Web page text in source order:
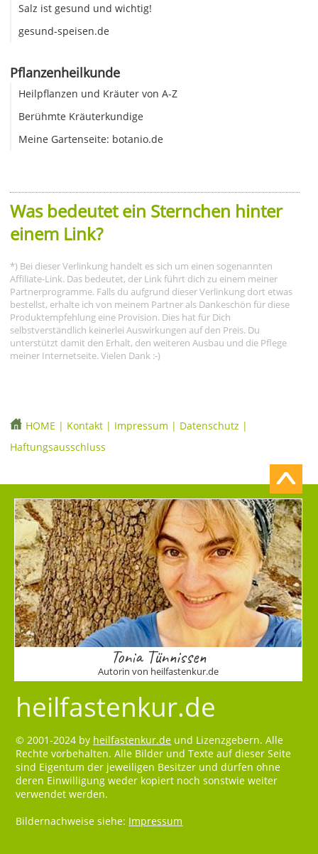
Salz ist gesund und wichtig!
gesund-speisen.de
Pflanzenheilkunde
Heilpflanzen und Kräuter von A-Z
Berühmte Kräuterkundige
Meine Gartenseite: botanio.de
Was bedeutet ein Sternchen hinter
einem Link?
*) Bei dieser Verlinkung handelt es sich um einen sogenannten
Affiliate-Link. Das bedeutet, der Link führt dich zu einem meiner
Partnerprogramme. Falls du aufgrund dieser Verlinkung dort etwas
bestellst, erhalte ich von meinem Partner als Dankeschön für diese
Produktempfehlung eine Provision. Dies hat für Dich
selbstverständlich keinerlei Auswirkungen auf den Preis. Du
unterstützt damit den Erhalt, den weiteren Ausbau und die Pflege
meiner Internetseite. Vielen Dank :-)
HOME | Kontakt | Impressum | Datenschutz |
Haftungsausschluss
Tonia Tünnissen
Autorin von heilfastenkur.de
heilfastenkur.de
© 2001-2024 by heilfastenkur.de und Lizenzgebern. Alle
Rechte vorbehalten. Alle Bilder und Texte auf dieser Seite
sind Eigentum der jeweiligen Besitzer und dürfen ohne
deren Einwilligung weder kopiert noch sonstwie weiter
verwendet werden.
Bildernachweise siehe: Impressum